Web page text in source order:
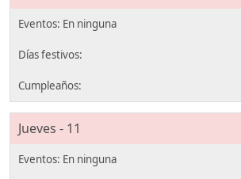
Jueves - 11